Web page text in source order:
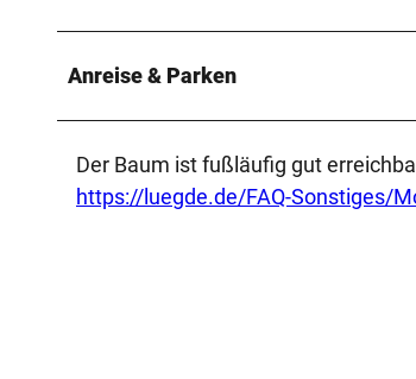
Anreise & Parken
Der Baum ist fußläufig gut
https://luegde.de/FAQ-Sonstiges/